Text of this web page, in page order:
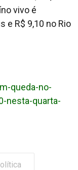
vivo é
e R$ 9,10 no Rio
queda-no-
nesta-quarta-